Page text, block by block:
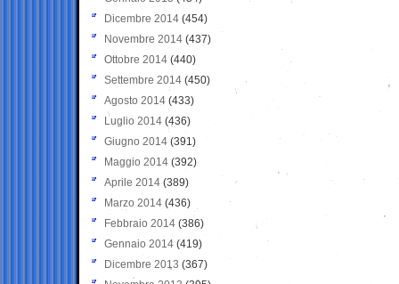
Dicembre 2014 (454)
Novembre 2014 (437)
Ottobre 2014 (440)
Settembre 2014 (450)
Agosto 2014 (433)
Luglio 2014 (436)
Giugno 2014 (391)
Maggio 2014 (392)
Aprile 2014 (389)
Marzo 2014 (436)
Febbraio 2014 (386)
Gennaio 2014 (419)
Dicembre 2013 (367)